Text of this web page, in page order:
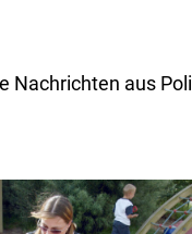
Nachrichten aus